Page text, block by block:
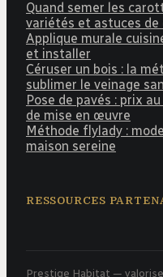
Quand semer les
variétés et astuces de
Applique murale
et installer
Céruser un bois : la
sublimer le veinage
Pose de pavés : prix
de mise en œuvre
Méthode flylady :
maison sereine
RESSOURCES
Prestige Habitat —